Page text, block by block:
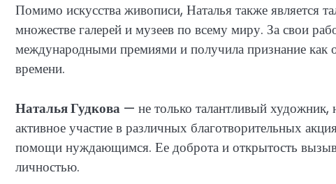
Помимо искусства живописи, Наталья также является
множестве галерей и музеев по всему миру. За свои
международными премиями и получила признание как
времени.
Наталья Гудкова — не только талантливый
активное участие в различных благотворительных
помощи нуждающимся. Ее доброта и открытость
личностью.